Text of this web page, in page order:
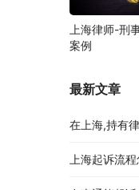
上海律师-刑
案例
最新文章
在上海,持有
上海起诉流